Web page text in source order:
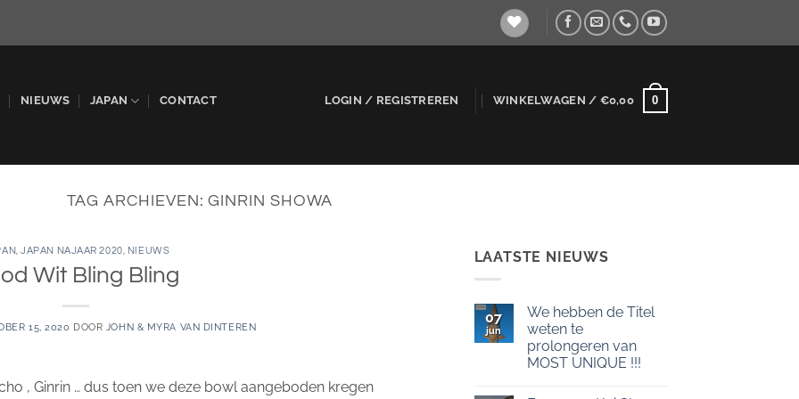
NIEUWS JAPAN CONTACT LOGIN / REGISTREREN WINKELWAGEN / €0,00 0
TAG ARCHIEVEN:GINRIN SHOWA
,JAPAN NAJAAR 2020 NIEUWS
Wit Bling Bling
15, 2020 DOOR JOHN & MYRA VAN DINTEREN
, Ginrin … dus toen we deze bowl aangeboden kregen
LAATSTE NIEUWS
07
jun
We hebben de Titel
weten te
prolongeren van
MOST UNIQUE !!!